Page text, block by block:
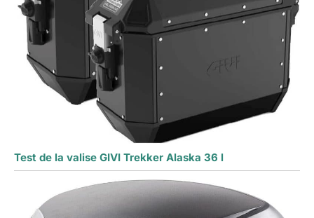
Test de la valise GIVI Trekker Alaska 36 l